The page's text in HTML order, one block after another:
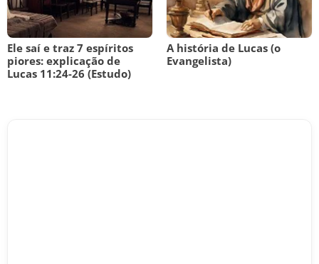
Ele saí e traz 7 espíritos
piores: explicação de
Lucas 11:24-26 (Estudo)
A história de Lucas (o
Evangelista)